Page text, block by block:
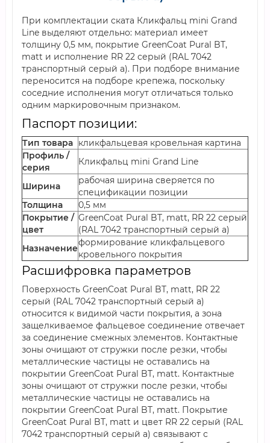
При комплектации ската Кликфальц mini Grand
Line выделяют отдельно: материал имеет
толщину 0,5 мм, покрытие GreenCoat Pural BT,
matt и исполнение RR 22 серый (RAL 7042
транспортный серый a). При подборе внимание
переносится на подборе крепежа, поскольку
соседние исполнения могут отличаться только
одним маркировочным признаком.
Паспорт позиции:
Тип товара кликфальцевая кровельная картина
Профиль /
серия
Кликфальц mini Grand Line
Ширина
рабочая ширина сверяется по
спецификации позиции
Толщина
0,5 мм
Покрытие /
цвет
GreenCoat Pural BT, matt, RR 22 серый
(RAL 7042 транспортный серый a)
Назначение
формирование кликфальцевого
кровельного покрытия
Расшифровка параметров
Поверхность GreenCoat Pural BT, matt, RR 22
серый (RAL 7042 транспортный серый a)
относится к видимой части покрытия, а зона
защелкиваемое фальцевое соединение отвечает
за соединение смежных элементов. Контактные
зоны очищают от стружки после резки, чтобы
металлические частицы не оставались на
покрытии GreenCoat Pural BT, matt. Контактные
зоны очищают от стружки после резки, чтобы
металлические частицы не оставались на
покрытии GreenCoat Pural BT, matt. Покрытие
GreenCoat Pural BT, matt и цвет RR 22 серый (RAL
7042 транспортный серый a) связывают с